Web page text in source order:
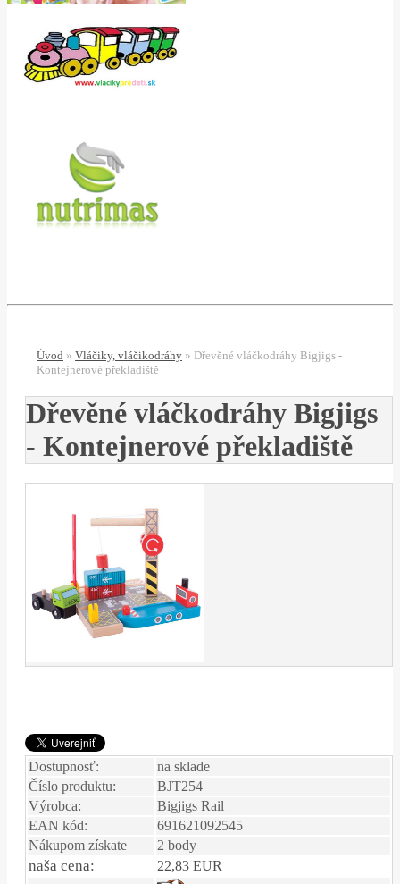
Úvod » Vláčiky, vláčikodráhy » Dřevěné vláčkodráhy Bigjigs -
Kontejnerové překladiště
Dřevěné vláčkodráhy Bigjigs
- Kontejnerové překladiště
Dostupnosť:
na sklade
Číslo produktu:
BJT254
Výrobca:
Bigjigs Rail
EAN kód:
691621092545
Nákupom získate
2 body
naša cena:
22,83 EUR